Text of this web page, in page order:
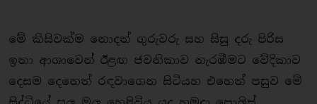
මේ කිසිවක්ම නොදත් ගුරුවරු සහ සිසු දරු පිරිස
ඉතා ආශාවෙන් ඊළඟ ජවනිකාව නැරඹීමට වේදිකාව
දෙසම දෙනෙත් රඳවාගෙන සිටියහ එහෙත් පසුව මේ